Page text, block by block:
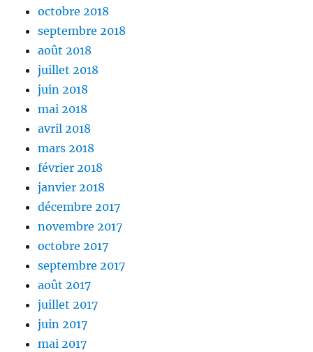
octobre 2018
septembre 2018
août 2018
juillet 2018
juin 2018
mai 2018
avril 2018
mars 2018
février 2018
janvier 2018
décembre 2017
novembre 2017
octobre 2017
septembre 2017
août 2017
juillet 2017
juin 2017
mai 2017